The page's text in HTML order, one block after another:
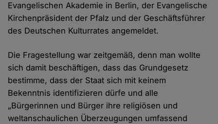
Evangelischen Akademie in Berlin, der Evangelische
Kirchenpräsident der Pfalz und der Geschäftsführer
des Deutschen Kulturrates angemeldet.
Die Fragestellung war zeitgemäß, denn man wollte
sich damit beschäftigen, dass das Grundgesetz
bestimme, dass der Staat sich mit keinem
Bekenntnis identifizieren dürfe und alle
„Bürgerinnen und Bürger ihre religiösen und
weltanschaulichen Überzeugungen umfassend